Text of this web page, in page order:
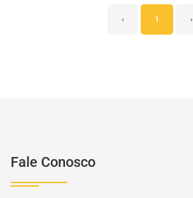
‹ 1 ›
Fale Conosco